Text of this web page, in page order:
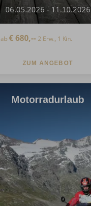
06.05.2026 - 11.10.2026
ab€680,-- 2 Erw., 1 Kin.
ZUM ANGEBOT
Motorradurlaub